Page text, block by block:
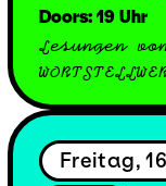
Doors: 19 Uhr
Lesungen
Freitag,